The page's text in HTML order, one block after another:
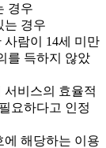
경우
는 경우
사람이 14세 미만
를 득하지 않았
서비스의 효율적
요하다고 인정
해당하는 이용